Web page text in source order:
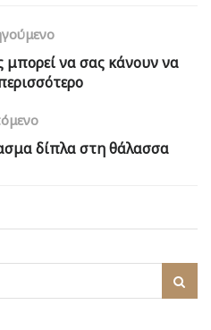
μπορεί να σας κάνουν να
δίπλα στη θάλασσα